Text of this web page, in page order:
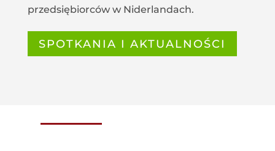
przedsiębiorców w Niderlandach.
SPOTKANIA I AKTUALNOŚCI